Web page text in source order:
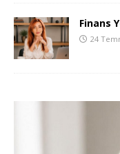
Finans
24